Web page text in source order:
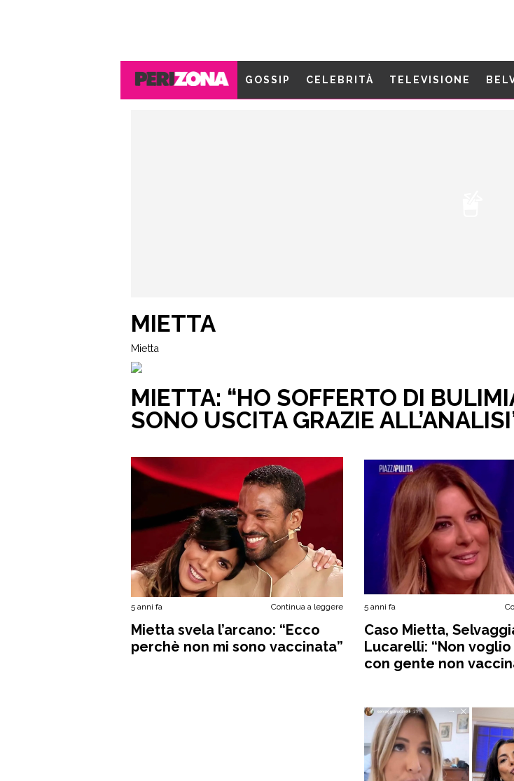
GOSSIP CELEBRITÀ TELEVISIONE
MIETTA
Mietta
MIETTA: “HO SOFFERTO DI
SONO USCITA GRAZIE
5 anni fa Continua a leggere
Mietta svela l’arcano: “Ecco
perchè non mi sono vaccinata”
5 anni fa
Caso Mietta,
Lucarelli: “Non
con gente non